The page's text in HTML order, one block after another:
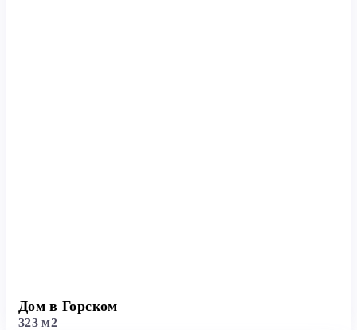
Дом в Горском
323 м2